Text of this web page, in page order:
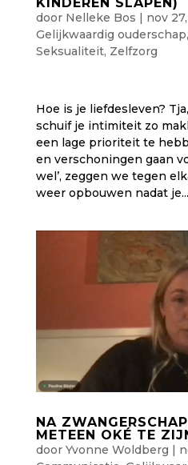
KINDEREN SLAPEN)
door Nelleke Bos nov
Gelijkwaardig ouderschap,
Seksualiteit, Zelfzorg
Hoe is je liefdesleven?
schuif je intimiteit zo
een lage prioriteit te
en verschoningen gaan
wel’, zeggen we tegen
weer opbouwen nadat je...
NA
METEEN OKÉ TE
door Yvonne Woldberg |